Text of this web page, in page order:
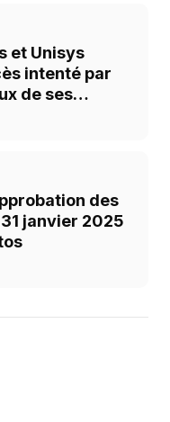
et Unisys
intenté par
de ses
des
janvier 2025